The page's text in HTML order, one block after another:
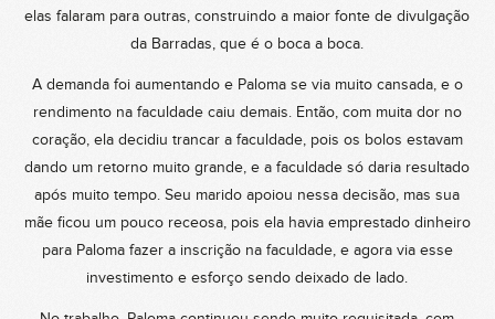
elas falaram para outras, construindo a maior fonte de divulgação
da Barradas, que é o boca a boca.
A demanda foi aumentando e Paloma se via muito cansada, e o
rendimento na faculdade caiu demais. Então, com muita dor no
coração, ela decidiu trancar a faculdade, pois os bolos estavam
dando um retorno muito grande, e a faculdade só daria resultado
após muito tempo. Seu marido apoiou nessa decisão, mas sua
mãe ficou um pouco receosa, pois ela havia emprestado dinheiro
para Paloma fazer a inscrição na faculdade, e agora via esse
investimento e esforço sendo deixado de lado.